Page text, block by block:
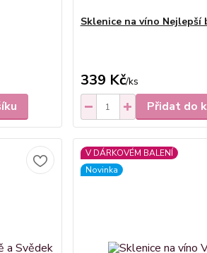
Sklenice na víno Nejlepší
339 Kč/ks
Přidat do
V DÁRKOVÉM BALENÍ
Novinka